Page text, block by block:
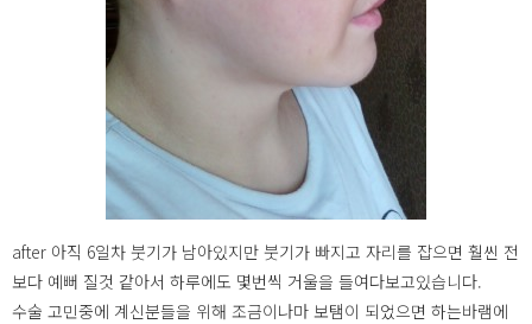
after 아직 6일차 붓기가 남아있지만 붓기가 빠지고 자리를 잡으면 훨씬 전
보다 예뻐 질것 같아서 하루에도 몇번씩 거울을 들여다보고있습니다.
수술 고민중에 계신분들을 위해 조금이나마 보탬이 되었으면 하는바램에